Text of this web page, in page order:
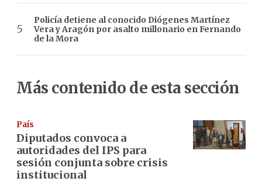
Policía detiene al conocido Diógenes Martínez
Vera y Aragón por asalto millonario en Fernando
de la Mora
Más contenido de esta sección
País
Diputados convoca a
autoridades del IPS para
sesión conjunta sobre crisis
institucional